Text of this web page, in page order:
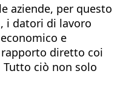
aziende, per questo
i datori di lavoro
e
diretto coi
ciò non solo